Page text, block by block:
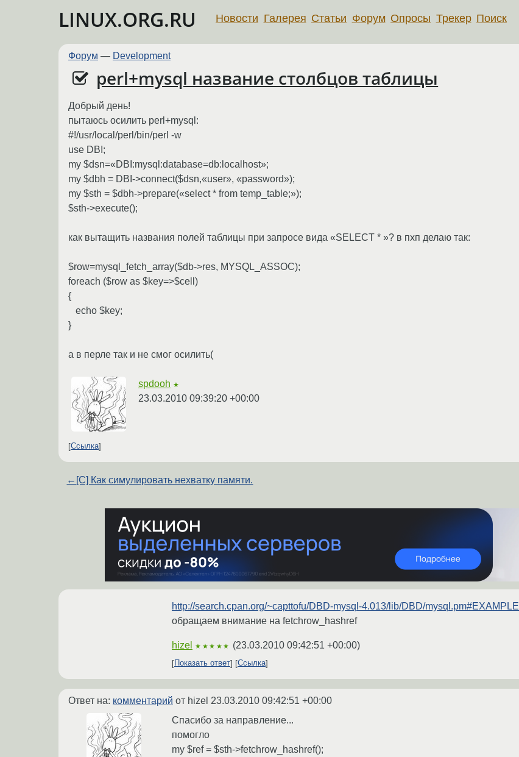
LINUX.ORG.RU Новости Галерея Статьи Форум Опросы Трекер Поиск
Форум — Development
perl+mysql название столбцов таблицы
Добрый день!
пытаюсь осилить perl+mysql:
#!/usr/local/perl/bin/perl -w
use DBI;
my $dsn=«DBI:mysql:database=db:localhost»;
my $dbh = DBI->connect($dsn,«user», «password»);
my $sth = $dbh->prepare(«select * from temp_table;»);
$sth->execute();
как вытащить названия полей таблицы при запросе вида «SELECT * »? в пхп делаю так:
$row=mysql_fetch_array($db->res, MYSQL_ASSOC);
foreach ($row as $key=>$cell)
{
echo $key;
}
а в перле так и не смог осилить(
spdooh ★
23.03.2010 09:39:20 +00:00
Ссылка
← [C] Как симулировать нехватку памяти.
http://search.cpan.org/~capttofu/DBD-mysql-4.013/lib/DBD/mysql.pm#EXAMPLE
обращаем внимание на fetchrow_hashref
hizel ★★★★★ (23.03.2010 09:42:51 +00:00)
Показать ответ Ссылка
Ответ на: комментарий от hizel 23.03.2010 09:42:51 +00:00
Спасибо за направление...
помогло
my $ref = $sth->fetchrow_hashref();